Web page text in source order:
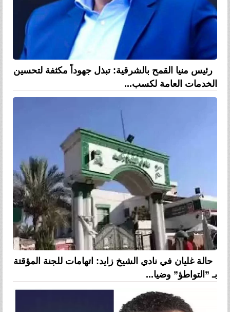
رئيس منيا القمح بالشرقية: تبذل جهوداً مكثفة لتحسين
الخدمات العامة لكسب...
حالة غليان في نادي الشيخ زايد: اتهامات للجنة المؤقتة
بـ ”التواطؤ” وضيا...